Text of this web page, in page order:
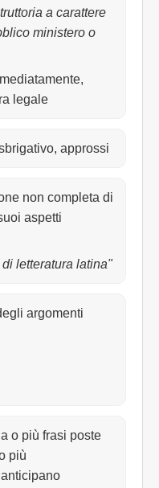
a carattere
ministero o
legale
approssi
non completa di
aspetti
letteratura latina"
argomenti
o più frasi poste
più